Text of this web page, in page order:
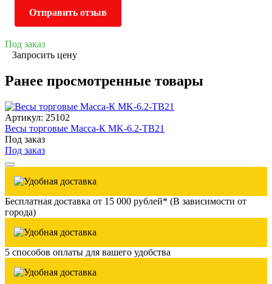
Отправить отзыв
Под заказ
Запросить цену
Ранее просмотренные товары
Артикул: 25102
Весы торговые Масса-К MK-6.2-TB21
Под заказ
Под заказ
Бесплатная доставка от 15 000 рублей* (В зависимости от
города)
5 способов оплаты для вашего удобства